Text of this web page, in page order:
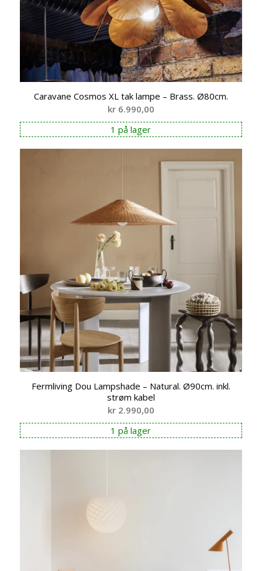
Caravane Cosmos XL tak lampe – Brass. Ø80cm.
kr6.990,00
1 på lager
Fermliving Dou Lampshade – Natural. Ø90cm. inkl.
strøm kabel
kr2.990,00
1 på lager